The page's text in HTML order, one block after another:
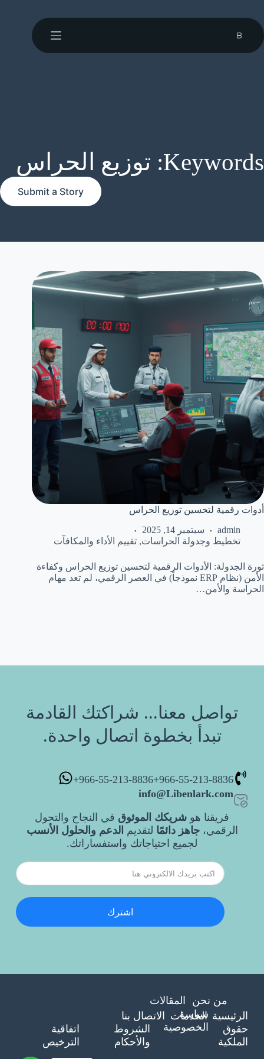
Keywords: توزيع الحراس
Submit a Story
أدوات رقمية لتحسين توزيع الحراس
admin
سبتمبر 14, 2025
تخطيط وجدولة الحراسات, تقييم الأداء والمكافآت
ثورة الجدولة: الأدوات الرقمية لتحسين توزيع الحراس وكفاءة
الأمن (نظام ERP نموذجاً) في العصر الرقمي، لم تعد مهام
الحراسة والأمن…
تواصل معنا... شراكتك القادمة
تبدأ بخطوة اتصال واحدة.
966-55-213-8836+
966-55-213-8836+
info@Libenlark.com
فريقنا هو شريكك الموثوق في النجاح والتحول
الرقمي،جاهز دائمًا لتقديم الدعم والحلول الأنسب
لجميع احتياجاتك واستفساراتك.
اشترك
الرئيسية
من نحن
الخدمات
المقالات
الاتصال بنا
حقوق
الملكية
سياسة
الخصوصية
الشروط
والأحكام
اتفاقية
الترخيص